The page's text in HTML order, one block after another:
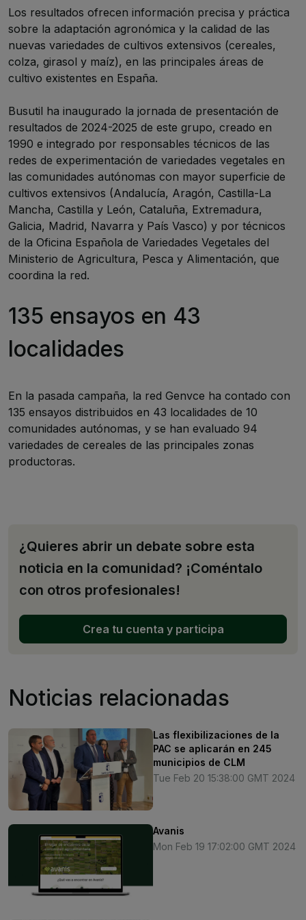
Los resultados ofrecen información precisa y práctica
sobre la adaptación agronómica y la calidad de las
nuevas variedades de cultivos extensivos (cereales,
colza, girasol y maíz), en las principales áreas de
cultivo existentes en España.
Busutil ha inaugurado la jornada de presentación de
resultados de 2024-2025 de este grupo, creado en
1990 e integrado por responsables técnicos de las
redes de experimentación de variedades vegetales en
las comunidades autónomas con mayor superficie de
cultivos extensivos (Andalucía, Aragón, Castilla-La
Mancha, Castilla y León, Cataluña, Extremadura,
Galicia, Madrid, Navarra y País Vasco) y por técnicos
de la Oficina Española de Variedades Vegetales del
Ministerio de Agricultura, Pesca y Alimentación, que
coordina la red.
135 ensayos en 43
localidades
En la pasada campaña, la red Genvce ha contado con
135 ensayos distribuidos en 43 localidades de 10
comunidades autónomas, y se han evaluado 94
variedades de cereales de las principales zonas
productoras.
¿Quieres abrir un debate sobre esta
noticia en la comunidad? ¡Coméntalo
con otros profesionales!
Crea tu cuenta y participa
Noticias relacionadas
Las flexibilizaciones de la
PAC se aplicarán en 245
municipios de CLM
Tue Feb 20 15:38:00 GMT 2024
Avanis
Mon Feb 19 17:02:00 GMT 2024